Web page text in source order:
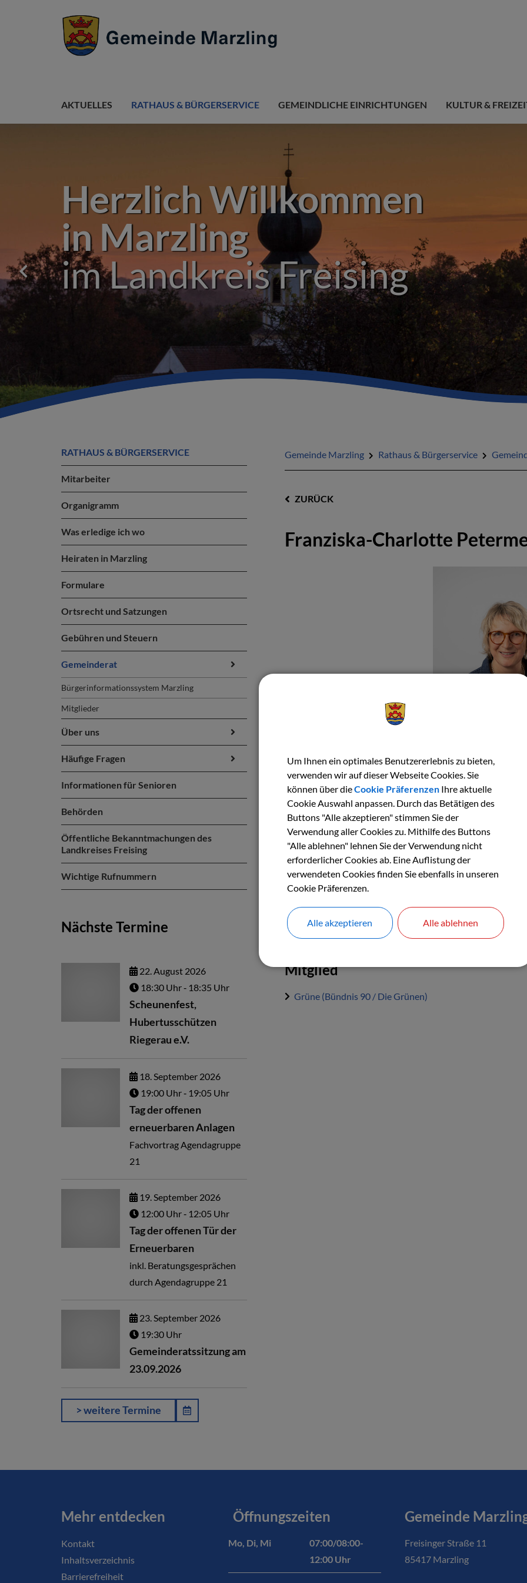
AKTUELLES RATHAUS & BÜRGERSERVICE GEMEINDLICHE EINRICHTUNGEN KULTUR &
Herzlich Willkommen
in Marzling
im Landkreis Freising
RATHAUS & BÜRGERSERVICE
Mitarbeiter
Organigramm
Was erledige ich wo
Heiraten in Marzling
Formulare
Ortsrecht und Satzungen
Gebühren und Steuern
Gemeinderat
Bürgerinformationssystem Marzling
Mitglieder
Über uns
Häufige Fragen
Informationen für Senioren
Behörden
Öffentliche Bekanntmachungen des
Landkreises Freising
Wichtige Rufnummern
Nächste Termine
22.August 2026
18:30 Uhr‐ 18:35 Uhr
Scheunenfest,
Hubertusschützen
Riegerau e.V.
18.September 2026
19:00 Uhr‐ 19:05 Uhr
Tag der offenen
erneuerbaren Anlagen
Fachvortrag Agendagruppe
21
19.September 2026
12:00 Uhr‐ 12:05 Uhr
Tag der offenen Tür der
Erneuerbaren
inkl. Beratungsgesprächen
durch Agendagruppe 21
23.September 2026
19:30 Uhr
Gemeinderatssitzung am
23.09.2026
> weitere Termine
Gemeinde Marzling Rathaus & Bürgerservice
ZURÜCK
Franziska-Charlotte
Kontaktdaten:
E-Mail:gemeinderat@marzling.de
Funktion:
Referentin für Ortsbild/Ortsgestaltung
Mitglied
Grüne (Bündnis 90 / Die Grünen)
Mehr entdecken
Kontakt
Inhaltsverzeichnis
Barrierefreiheit
Öffnungszeiten
Mo, Di, Mi
07:00/08:00-
12:00 Uhr
Gemeinde
Freisinger Straße 11
85417 Marzling
Um Ihnen ein optimales Benutzererlebnis zu bieten,
verwenden wir auf dieser Webseite Cookies. Sie
können über dieCookie PräferenzenIhre aktuelle
Cookie Auswahl anpassen. Durch das Betätigen des
Buttons "Alle akzeptieren" stimmen Sie der
Verwendung aller Cookies zu. Mithilfe des Buttons
"Alle ablehnen" lehnen Sie der Verwendung nicht
erforderlicher Cookies ab. Eine Auflistung der
verwendeten Cookies finden Sie ebenfalls in unseren
Cookie Präferenzen.
Alle akzeptieren Alle ablehnen